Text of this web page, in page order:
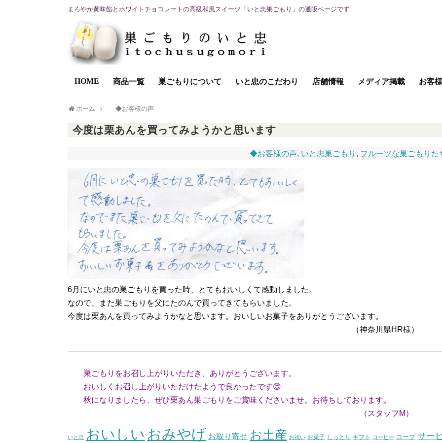
まろやか黄味餡とホワイトチョコレートの高級和風スイーツ「いと忠巣ごもり」の通販ページです
HOME 商品一覧 巣ごもりについて いと忠のこだわり 店舗情報 メディア掲載 お客
ホーム ◆お客様の声
今度は栗あんを買ってみようかと思います
◆お客様の声, いと忠巣ごもり , フルーツな巣ごもりた
6月にいと忠の巣ごもりを買った時、とてもおいしくて感動しました。
なので、また巣ごもりを父にたのんで買ってきてもらいました。
今度は栗あんを買ってみようかなと思います。おいしいお菓子をありがとうございます。
（神奈川県HR様）
巣ごもりをお召し上がりいただき、ありがとうございます。
おいしくお召し上がりいただけたようで良かったです😊
秋になりましたら、ぜひ栗あん巣ごもりをご賞味くださいませ。お待ちしております。
（スタッフM）
いと忠 おいしい おみやげ お取り寄せ お土産 お祝い お菓子 しっとり ギフト コーヒー コープ サー